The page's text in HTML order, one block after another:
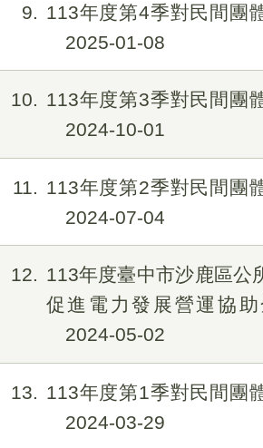
9
113年度第4季對民間團
2025-01-08
10
113年度第3季對民間團
2024-10-01
11
113年度第2季對民間團
2024-07-04
12
113年度臺中市沙鹿區公
促進電力發展營運協
2024-05-02
13
113年度第1季對民間團
2024-03-29